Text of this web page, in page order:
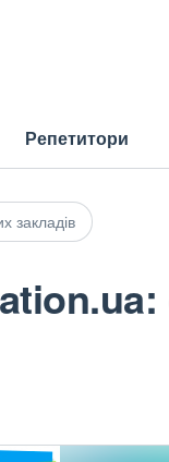
Репетитори
закладів